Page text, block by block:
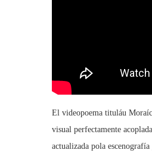
El videopoema tituláu
visual perfectamente
actualizada pola escenografía